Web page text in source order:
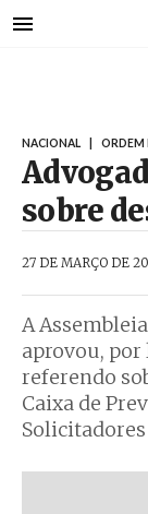
para
NACIONAL ORDEM
sobre
27 DE MARÇO DE
A
aprovou,
referendo
Caixa de
Solicitadores